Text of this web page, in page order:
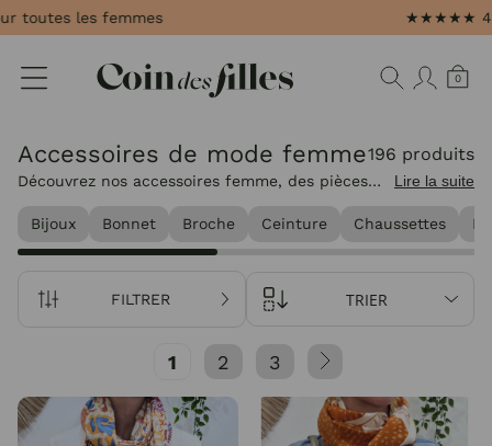
★★★★★ 4,8 Avis Garantis
0
Accessoires de mode femme196 produits
Découvrez nos accessoires femme, des pièces
complète et personnalise vos tenues au
quotidien.
Lire la suite
Bijoux Bonnet Broche Ceinture Chaussettes
FILTRER TRIER
1 2 3
Panneau de gestion des cookies